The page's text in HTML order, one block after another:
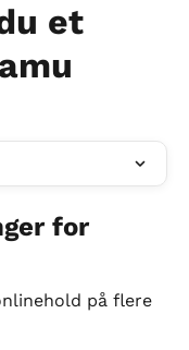
et
for
på flere